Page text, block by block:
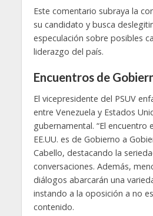
Este comentario subraya la
su candidato y busca
especulación sobre posibles
liderazgo del país.
Encuentros de
El vicepresidente del PSUV
entre Venezuela y Estados
gubernamental. “El encuentro
EE.UU. es de Gobierno a
Cabello, destacando la
conversaciones. Además,
diálogos abarcarán una
instando a la oposición a no
contenido.